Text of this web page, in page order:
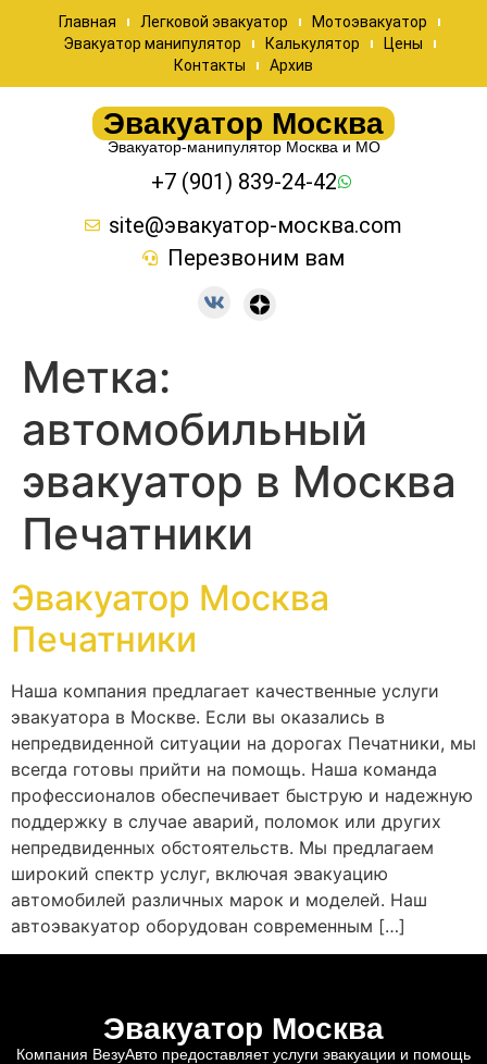
Главная Легковой эвакуатор
Мотоэвакуатор
Эвакуатор манипулятор
Калькулятор
Цены
Контакты
Архив
Эвакуатор Москва
Эвакуатор-манипулятор Москва и МО
+7 (901) 839-24-42
site@эвакуатор-москва.com
Перезвоним вам
Метка:
автомобильный
эвакуатор в Москва
Печатники
Эвакуатор Москва
Печатники
Наша компания предлагает качественные услуги
эвакуатора в Москве. Если вы оказались в
непредвиденной ситуации на дорогах Печатники, мы
всегда готовы прийти на помощь. Наша команда
профессионалов обеспечивает быструю и надежную
поддержку в случае аварий, поломок или других
непредвиденных обстоятельств. Мы предлагаем
широкий спектр услуг, включая эвакуацию
автомобилей различных марок и моделей. Наш
автоэвакуатор оборудован современным […]
Эвакуатор Москва
Компания ВезуАвто предоставляет услуги эвакуации и помощь